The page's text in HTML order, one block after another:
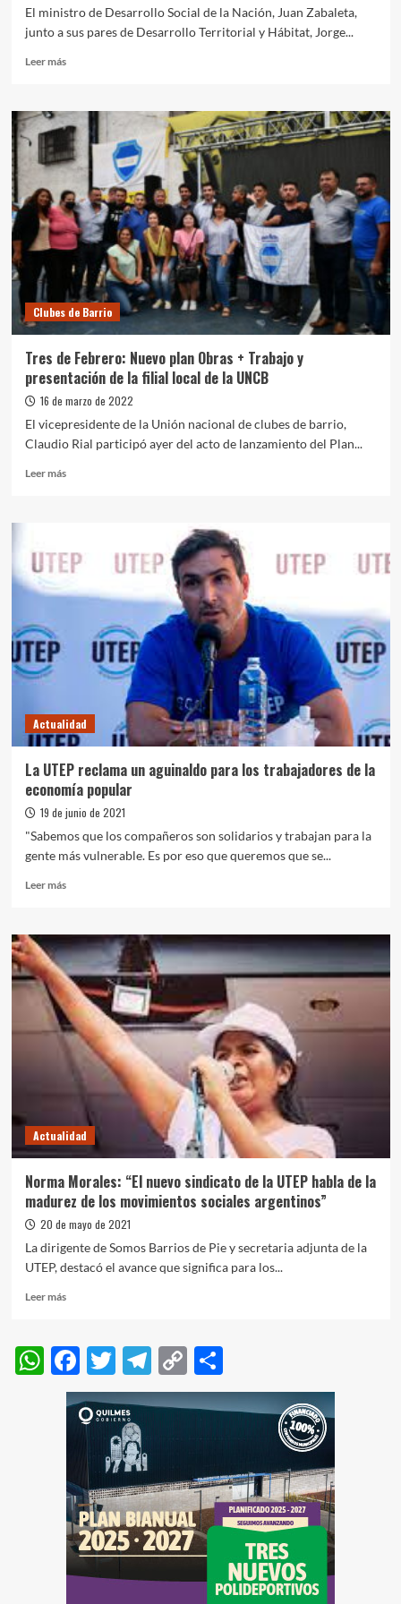
El ministro de Desarrollo Social de la Nación, Juan Zabaleta,
junto a sus pares de Desarrollo Territorial y Hábitat, Jorge...
Leer másLeer
Los
ministros
Zabaleta,
Ferraresi
Moroni
entregaron
microcréditos
para
la
economía
popular
Clubes de Barrio
Tres de Febrero: Nuevo plan Obras + Trabajo y
presentación de la filial local de la UNCB
16 de marzo de 2022
El vicepresidente de la Unión nacional de clubes de barrio,
Claudio Rial participó ayer del acto de lanzamiento del Plan...
Leer másLeer
Febrero:
Nuevo
plan
Trabajo
presentación
filial
local
la
UNCB
Actualidad
La UTEP reclama un aguinaldo para los trabajadores de la
economía popular
19 de junio de 2021
"Sabemos que los compañeros son solidarios y trabajan para la
gente más vulnerable. Es por eso que queremos que se...
Leer másLeer
La
UTEP
reclama
un
aguinaldo
para
los
trabajadores
de
economía
popular
Actualidad
Norma Morales: “El nuevo sindicato de la UTEP habla de la
madurez de los movimientos sociales argentinos”
20 de mayo de 2021
La dirigente de Somos Barrios de Pie y secretaria adjunta de la
UTEP, destacó el avance que significa para los...
Leer másLeer
Norma
Morales:
“El
nuevo
sindicato
habla
de
la
madurez
de
movimientos
WhatsApp
Facebook
Twitter
Telegram
Copy
Link
Compartir